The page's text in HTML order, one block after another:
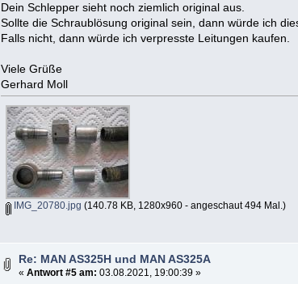
Dein Schlepper sieht noch ziemlich original aus.
Sollte die Schraublösung original sein, dann würde ich
Falls nicht, dann würde ich verpresste Leitungen kaufen.
Viele Grüße
Gerhard Moll
IMG_20780.jpg (140.78 KB, 1280x960 - angeschaut 494 Mal.)
Re: MAN AS325H und MAN AS325A
« Antwort #5 am: 03.08.2021, 19:00:39 »